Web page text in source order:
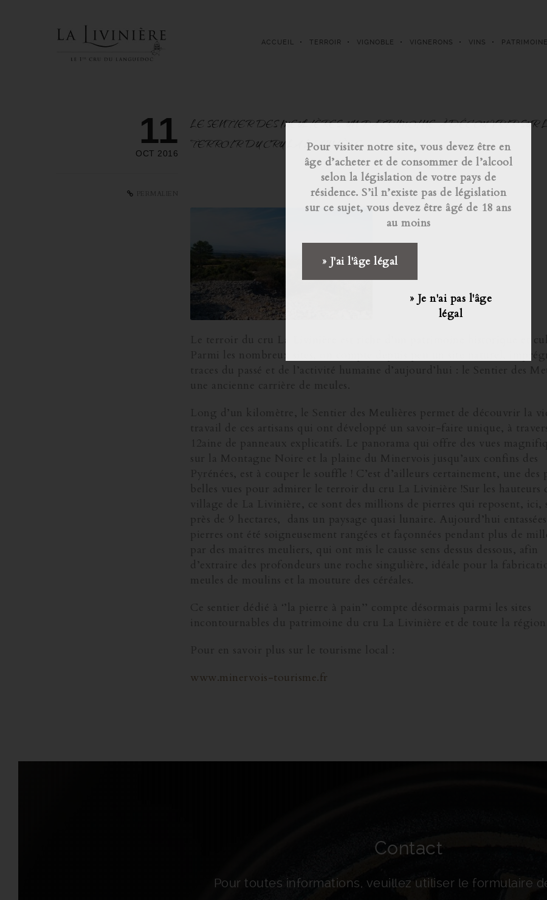
Pour visiter notre site, vous devez être en
âge d’acheter et de consommer de l’alcool
selon la législation de votre pays de
résidence. S’il n’existe pas de législation
sur ce sujet, vous devez être âgé de 18 ans
au moins
» J'ai l'âge légal
» Je n'ai pas l'âge
légal
ACCUEIL TERROIR VIGNOBLE VIGNERONS VINS PATRIMOINE
11
OCT 2016
PERMALIEN
LE SENTIER DES MEULIÈRES, UN PATRIMOINE À DÉCOUVRIR SUR
TERROIR DU CRU LA LIVINIÈRE
Le terroir du cru La Livinière est riche d’un patrimoine historique et
Parmi les nombreux sites, on compte depuis peu un site naturel,
traces du passé et de l’activité humaine d’aujourd’hui : le Sentier des
une ancienne carrière de meules.
Long d’un kilomètre, le Sentier des Meulières permet de découvrir la
travail de ces artisans qui ont développé un savoir-faire unique, à
12aine de panneaux explicatifs. Le panorama qui offre des vues
sur la Montagne Noire et la plaine du Minervois jusqu’aux confins des
Pyrénées, est à couper le souffle ! C’est d’ailleurs certainement, une des
belles vues pour admirer le terroir du cru La Livinière !Sur les hauteurs
village de La Livinière, ce sont des millions de pierres qui reposent, ici,
près de 9 hectares, dans un paysage quasi lunaire. Aujourd’hui
pierres ont été soigneusement rangées et façonnées pendant plus de
par des maîtres meuliers, qui ont mis le causse sens dessus dessous, afin
d’extraire des profondeurs une roche singulière, idéale pour la
meules de moulins et la mouture des céréales.
Ce sentier dédié à ‘’la pierre à pain’’ compte désormais parmi les sites
incontournables du patrimoine du cru La Livinière et de toute la région.
Pour en savoir plus sur le tourisme local :
www.minervois-tourisme.fr
Contact
Pour toutes informations, veuillez utiliser le formulaire